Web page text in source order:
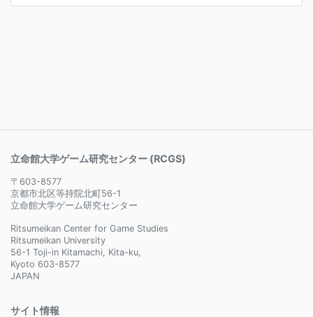
立命館大学ゲーム研究センター (RCGS)
〒603-8577
京都市北区等持院北町56-1
立命館大学ゲーム研究センター
Ritsumeikan Center for Game Studies
Ritsumeikan University
56-1 Toji-in Kitamachi, Kita-ku,
Kyoto 603-8577
JAPAN
サイト情報